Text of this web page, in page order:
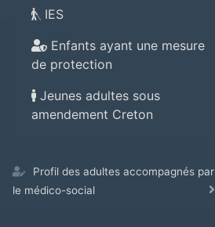
IES
Enfants ayant une mesure
de protection
Jeunes adultes sous
amendement Creton
Profil des adultes accompagnés par
le médico-social